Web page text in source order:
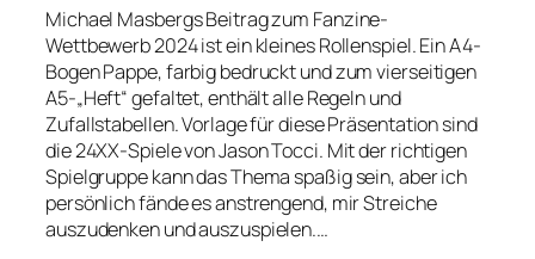
Michael Masbergs Beitrag zum Fanzine-
Wettbewerb 2024 ist ein kleines Rollenspiel. Ein A4-
Bogen Pappe, farbig bedruckt und zum vierseitigen
A5-„Heft“ gefaltet, enthält alle Regeln und
Zufallstabellen. Vorlage für diese Präsentation sind
die 24XX-Spiele von Jason Tocci. Mit der richtigen
Spielgruppe kann das Thema spaßig sein, aber ich
persönlich fände es anstrengend, mir Streiche
auszudenken und auszuspielen.…